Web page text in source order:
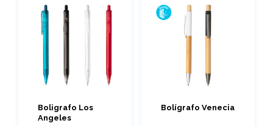
Boligrafo Los
Angeles
Bolígrafo Venecia